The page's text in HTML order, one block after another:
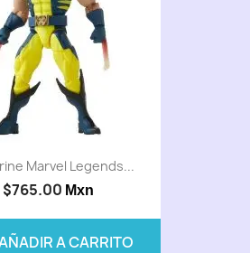
Marvel Legends...
$765.00 Mxn
A CARRITO